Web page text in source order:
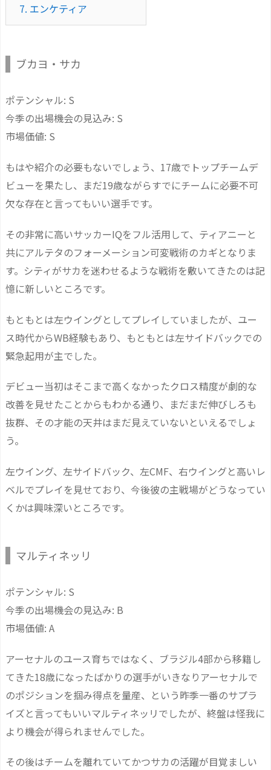
7. エンケティア
ブカヨ・サカ
ポテンシャル: S
今季の出場機会の見込み: S
市場価値: S
もはや紹介の必要もないでしょう、17歳でトップチームデ
ビューを果たし、まだ19歳ながらすでにチームに必要不可
欠な存在と言ってもいい選手です。
その非常に高いサッカーIQをフル活用して、ティアニーと
共にアルテタのフォーメーション可変戦術のカギとなりま
す。シティがサカを迷わせるような戦術を敷いてきたのは記
憶に新しいところです。
もともとは左ウイングとしてプレイしていましたが、ユー
ス時代からWB経験もあり、もともとは左サイドバックでの
緊急起用が主でした。
デビュー当初はそこまで高くなかったクロス精度が劇的な
改善を見せたことからもわかる通り、まだまだ伸びしろも
抜群、その才能の天井はまだ見えていないといえるでしょ
う。
左ウイング、左サイドバック、左CMF、右ウイングと高いレ
ベルでプレイを見せており、今後彼の主戦場がどうなってい
くかは興味深いところです。
マルティネッリ
ポテンシャル: S
今季の出場機会の見込み: B
市場価値: A
アーセナルのユース育ちではなく、ブラジル4部から移籍し
てきた18歳になったばかりの選手がいきなりアーセナルで
のポジションを掴み得点を量産、という昨季一番のサプラ
イズと言ってもいいマルティネッリでしたが、終盤は怪我に
より機会が得られませんでした。
その後はチームを離れていてかつサカの活躍が目覚ましい